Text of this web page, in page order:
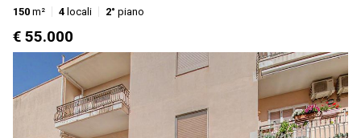
150 m² 4 locali 2° piano
€ 55.000